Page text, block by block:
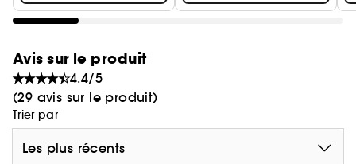
Avis sur le produit
4.4/5
(29 avis sur le produit)
Trier par
Les plus récents